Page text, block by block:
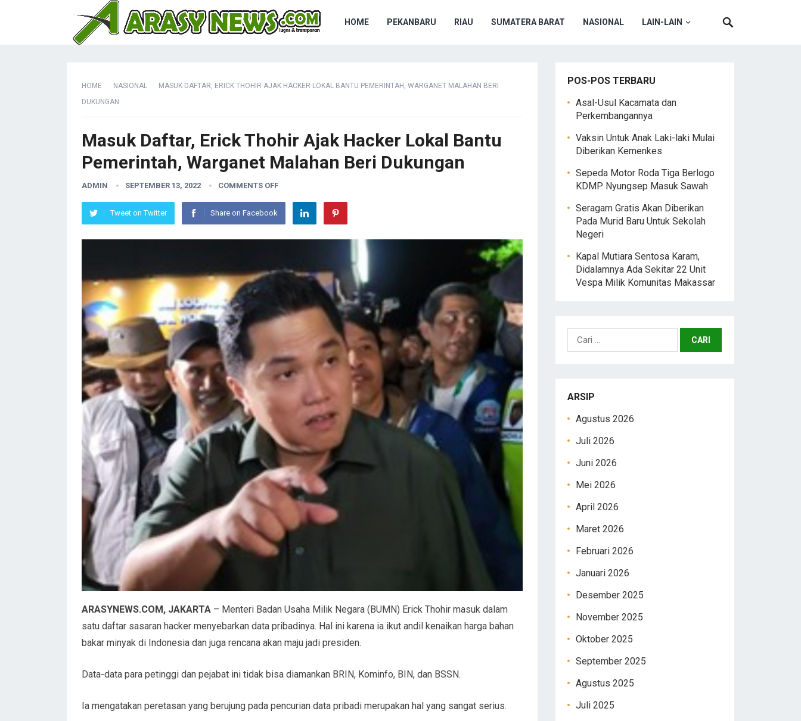
HOME PEKANBARU RIAU SUMATERA BARAT NASIONAL LAIN-LAIN
HOME NASIONAL
MASUK DAFTAR, ERICK THOHIR AJAK HACKER LOKAL BANTU PEMERINTAH, WARGANET MALAHAN BERI
DUKUNGAN
Masuk Daftar, Erick Thohir Ajak Hacker Lokal Bantu
Pemerintah, Warganet Malahan Beri Dukungan
ADMIN SEPTEMBER 13, 2022 COMMENTS OFF
Tweet on Twitter Share on Facebook
ARASYNEWS.COM, JAKARTA – Menteri Badan Usaha Milik Negara (BUMN) Erick Thohir masuk dalam
satu daftar sasaran hacker menyebarkan data pribadinya. Hal ini karena ia ikut andil kenaikan harga bahan
bakar minyak di Indonesia dan juga rencana akan maju jadi presiden.
Data-data para petinggi dan pejabat ini tidak bisa diamankan BRIN, Kominfo, BIN, dan BSSN.
Ia mengatakan peretasan yang berujung pada pencurian data pribadi merupakan hal yang sangat serius.
POS-POS TERBARU
Asal-Usul Kacamata dan
Perkembangannya
Vaksin Untuk Anak Laki-laki Mulai
Diberikan Kemenkes
Sepeda Motor Roda Tiga Berlogo
KDMP Nyungsep Masuk Sawah
Seragam Gratis Akan Diberikan
Pada Murid Baru Untuk Sekolah
Negeri
Kapal Mutiara Sentosa Karam,
Didalamnya Ada Sekitar 22 Unit
Vespa Milik Komunitas Makassar
Cari
untuk:
ARSIP
Agustus 2026
Juli 2026
Juni 2026
Mei 2026
April 2026
Maret 2026
Februari 2026
Januari 2026
Desember 2025
November 2025
Oktober 2025
September 2025
Agustus 2025
Juli 2025